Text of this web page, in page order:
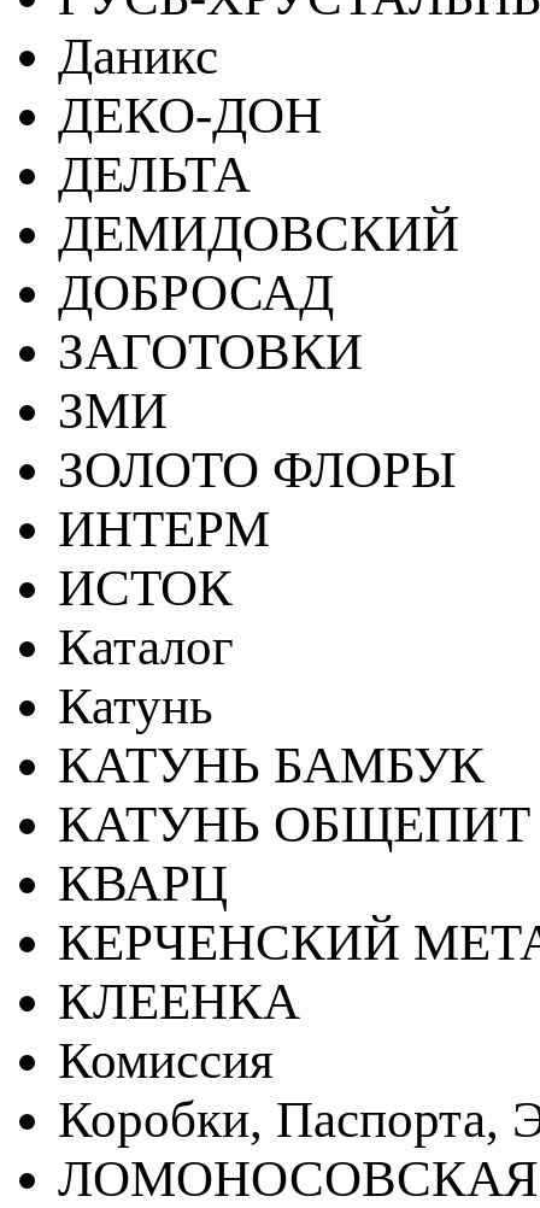
Даникс
ДЕКО-ДОН
ДЕЛЬТА
ДЕМИДОВСКИЙ
ДОБРОСАД
ЗАГОТОВКИ
ЗМИ
ЗОЛОТО ФЛОРЫ
ИНТЕРМ
ИСТОК
Каталог
Катунь
КАТУНЬ БАМБУК
КАТУНЬ ОБЩЕПИТ
КВАРЦ
КЕРЧЕНСКИЙ
КЛЕЕНКА
Комиссия
Коробки, Паспорта,